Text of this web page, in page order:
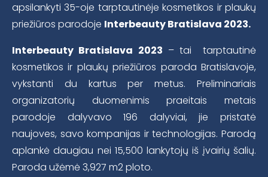
apsilankyti 35-oje tarptautinėje kosmetikos ir plaukų
priežiūros parodoje Interbeauty Bratislava 2023.
Interbeauty Bratislava 2023 – tai tarptautinė
kosmetikos ir plaukų priežiūros paroda Bratislavoje,
vykstanti du kartus per metus. Preliminariais
organizatorių duomenimis praeitais metais
parodoje dalyvavo 196 dalyviai, jie pristatė
naujoves, savo kompanijas ir technologijas. Parodą
aplankė daugiau nei 15,500 lankytojų iš įvairių šalių.
Paroda užėmė 3,927 m2 ploto.